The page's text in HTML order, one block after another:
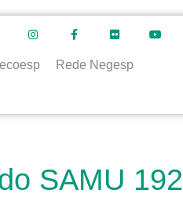
Rede Negesp
SAMU 192